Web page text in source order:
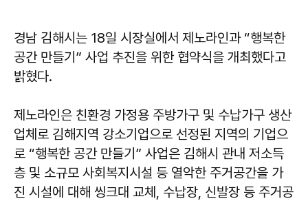
경남 김해시는 18일 시장실에서 제노라인과 “행복한
공간 만들기” 사업 추진을 위한 협약식을 개최했다고
밝혔다.
제노라인은 친환경 가정용 주방가구 및 수납가구 생산
업체로 김해지역 강소기업으로 선정된 지역의 기업으
로 “행복한 공간 만들기” 사업은 김해시 관내 저소득
층 및 소규모 사회복지시설 등 열악한 주거공간을 가
진 시설에 대해 씽크대 교체, 수납장, 신발장 등 주거공